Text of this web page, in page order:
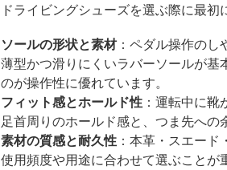
ドライビングシューズを選ぶ際に最初
ソールの形状と素材：ペダル操作のし
薄型かつ滑りにくいラバーソールが
のが操作性に優れています。
フィット感とホールド性 ：運転中に靴
足首周りのホールド感と、つま先への
素材の質感と耐久性 ：本革・スエー
使用頻度や用途に合わせて選ぶことが